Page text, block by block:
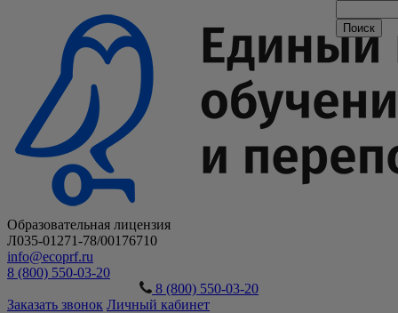
Образовательная лицензия
Л035-01271-78/00176710
info@ecoprf.ru
8 (800) 550-03-20
8 (800) 550-03-20
Заказать звонок Личный кабинет